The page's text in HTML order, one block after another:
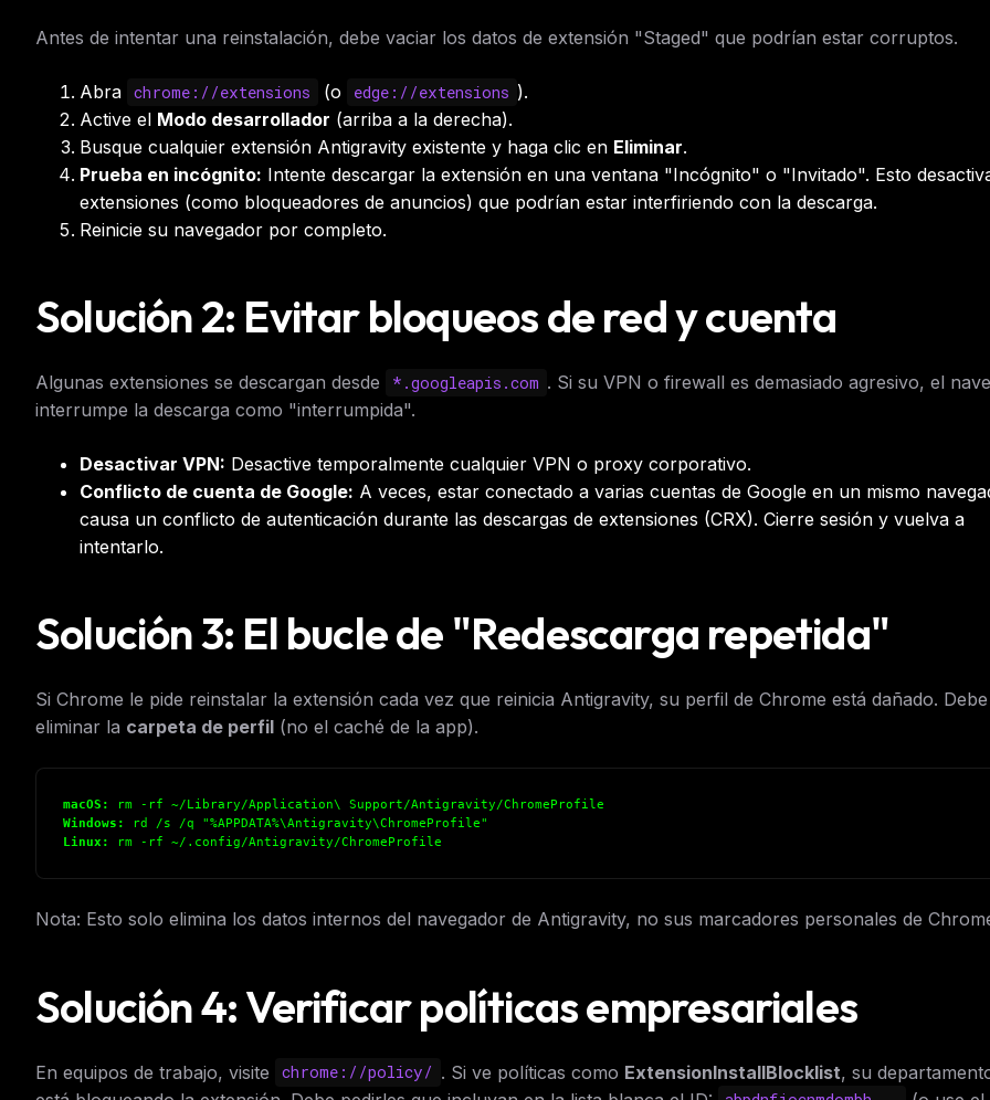
Antes de intentar una reinstalación, debe vaciar los datos de extensión "Staged" que podrían estar corruptos.
Abra chrome://extensions (o edge://extensions ).
Active el Modo desarrollador (arriba a la derecha).
Busque cualquier extensión Antigravity existente y haga clic en Eliminar.
Prueba en incógnito: Intente descargar la extensión en una ventana "Incógnito" o "Invitado". Esto
extensiones (como bloqueadores de anuncios) que podrían estar interfiriendo con la descarga.
Reinicie su navegador por completo.
Solución 2: Evitar bloqueos de red y cuenta
Algunas extensiones se descargan desde *.googleapis.com . Si su VPN o firewall es demasiado agresivo, el
interrumpe la descarga como "interrumpida".
Desactivar VPN: Desactive temporalmente cualquier VPN o proxy corporativo.
Conflicto de cuenta de Google: A veces, estar conectado a varias cuentas de Google en un mismo
causa un conflicto de autenticación durante las descargas de extensiones (CRX). Cierre sesión y vuelva a
intentarlo.
Solución 3: El bucle de "Redescarga repetida"
Si Chrome le pide reinstalar la extensión cada vez que reinicia Antigravity, su perfil de Chrome está dañado. Debe
eliminar la carpeta de perfil (no el caché de la app).
macOS:
rm -rf ~/Library/Application\ Support/Antigravity/ChromeProfile
Windows:
rd /s /q "%APPDATA%\Antigravity\ChromeProfile"
Linux:
rm -rf ~/.config/Antigravity/ChromeProfile
Nota: Esto solo elimina los datos internos del navegador de Antigravity, no sus marcadores personales de
Solución 4: Verificar políticas empresariales
En equipos de trabajo, visite chrome://policy/ . Si ve políticas como ExtensionInstallBlocklist, su
THIS WEEK'S DIGEST
MCP pick of the
Free · Weekly · 2 min read
Curated MCP picks, agent skills, rules, and
workflow updates — one email, no noise.
Get the weekly digest
No spam. Unsubscribe in one click.
Maybe later